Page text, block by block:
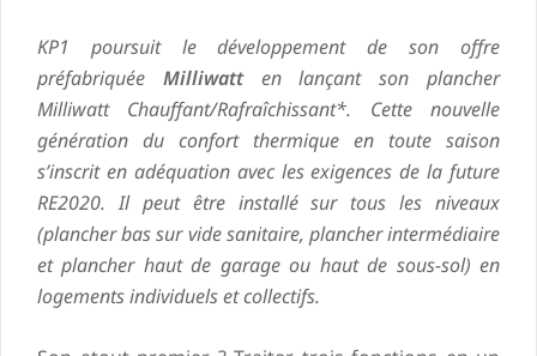
KP1 poursuit le développement de son offre
préfabriquée Milliwatten lançant son plancher
Milliwatt Chauffant/Rafraîchissant*. Cette nouvelle
génération du confort thermique en toute saison
s’inscrit en adéquation avec les exigences de la future
RE2020. Il peut être installé sur tous les niveaux
(plancher bas sur vide sanitaire, plancher intermédiaire
et plancher haut de garage ou haut de sous-sol) en
logements individuels et collectifs.